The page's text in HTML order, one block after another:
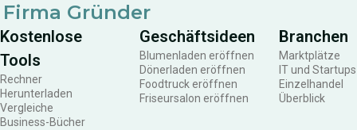
die
und
Firma Gründer
Kostenlose
Tools
Rechner
Herunterladen
Vergleiche
Business-Bücher
Geschäftsideen
Blumenladen eröffnen
Dönerladen eröffnen
Foodtruck eröffnen
Friseursalon eröffnen
Branchen
Marktplätze
IT und Startups
Einzelhandel
Überblick